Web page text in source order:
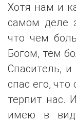
Хотя нам и
самом деле
что чем
Богом, тем
Спаситель, и
спас его,
терпит нас.
имею в